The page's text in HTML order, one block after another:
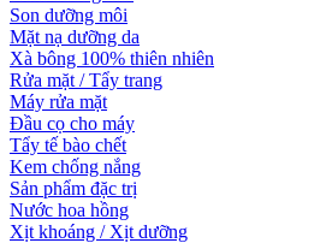
Son dưỡng môi
Mặt nạ dưỡng da
Xà bông 100% thiên nhiên
Rửa mặt / Tẩy trang
Máy rửa mặt
Đầu cọ cho máy
Tẩy tế bào chết
Kem chống nắng
Sản phẩm đặc trị
Nước hoa hồng
Xịt khoáng / Xịt dưỡng